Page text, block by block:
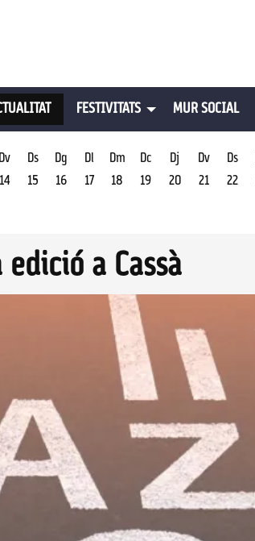
FESTIVITATS MUR SOCIAL
Dv
14
Ds
15
Dg
16
Dl
17
Dm
18
Dc
19
Dj
20
Dv
21
Ds
22
a Cassà